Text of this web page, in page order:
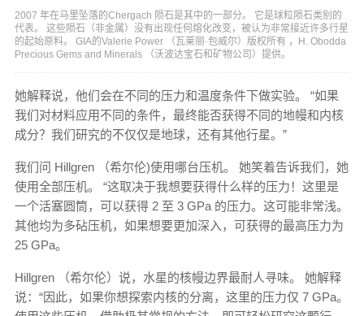
2007 年在马里坠落的Chergach 陨石是其中的一部分。 它是球粒陨石类别的
代表。 这些陨石（非金属）没有出现任何熔化改变，被认为非常接近许多行星
的起始原料。 GIA的Valerie Power （瓦莱丽·包威尔）版权所有 ，H. Obodda
Precious Gems and Minerals （沃波达宝石和矿物公司）提供。
她解释说，他们会在不同的压力和温度条件下做实验。 “如果
我们对材料应用不同的条件，最终能否获得不同的地幔和内核
成分？我们研究的不仅仅是地球，还有其他行星。”
我们问 Hillgren （希尔伦)使用哪台压机。 她笑着告诉我们，她
使用全部压机。 “这取决于我想要获得什么样的压力！这里是
一个活塞圆筒，可以获得 2 至 3 GPa 的压力。这可能非常浅。
其他均为多砧压机，如果想要更加深入，可获得的最高压力为
25 GPa。
Hillgren （希尔伦）说，水星的核幔边界最耐人寻味。 她解释
说：“因此，如果你想探索内核的分离，这里的压力仅 7 GPa。